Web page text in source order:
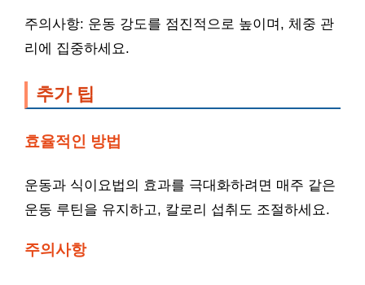
주의사항: 운동 강도를 점진적으로 높이며, 체중 관
리에 집중하세요.
추가 팁
효율적인 방법
운동과 식이요법의 효과를 극대화하려면 매주 같은
운동 루틴을 유지하고, 칼로리 섭취도 조절하세요.
주의사항